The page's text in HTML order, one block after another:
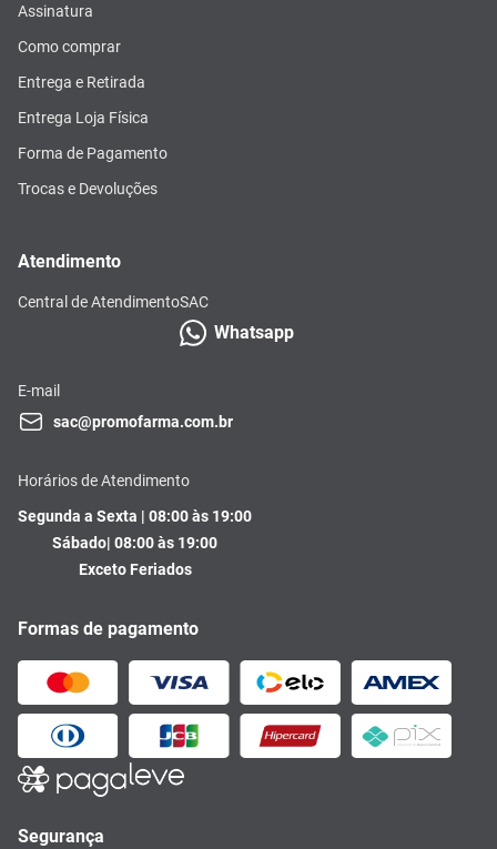
Assinatura
Como comprar
Entrega e Retirada
Entrega Loja Física
Forma de Pagamento
Trocas e Devoluções
Atendimento
Central de AtendimentoSAC
Whatsapp
E-mail
sac@promofarma.com.br
Horários de Atendimento
Segunda a Sexta | 08:00 às 19:00
Sábado| 08:00 às 19:00
Exceto Feriados
Formas de pagamento
Segurança